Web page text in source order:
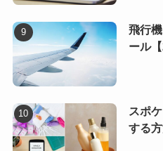
飛行
ール
スポ
する